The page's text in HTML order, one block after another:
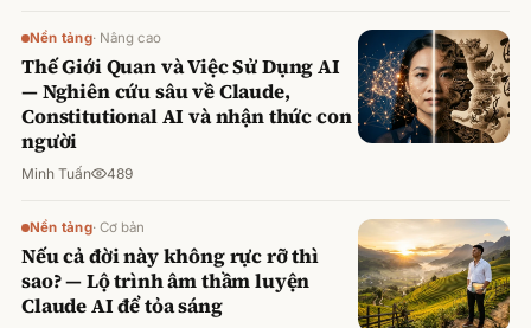
Nền tảng· Nâng cao
Thế Giới Quan và Việc Sử Dụng AI
— Nghiên cứu sâu về Claude,
Constitutional AI và nhận thức con
người
Minh Tuấn 489
Nền tảng· Cơ bản
Nếu cả đời này không rực rỡ thì
sao? — Lộ trình âm thầm luyện
Claude AI để tỏa sáng